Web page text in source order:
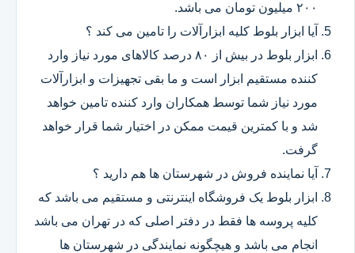
۲۰۰ میلیون تومان می باشد.
آیا ابزار بلوط کلیه ابزارآلات را تامین می کند ؟
ابزار بلوط در بیش از ۸۰ درصد کالاهای مورد نیاز وارد
کننده مستقیم ابزار است و ما بقی تجهیزات و ابزارآلات
مورد نیاز شما توسط همکاران وارد کننده تامین خواهد
شد و با کمترین قیمت ممکن در اختیار شما قرار خواهد
گرفت.
آیا نماینده فروش در شهرستان ها هم دارید ؟
ابزار بلوط یک فروشگاه اینترنتی و مستقیم می باشد که
کلیه پروسه ها فقط در دفتر اصلی که در تهران می باشد
انجام می باشد و هیچگونه نمایندگی در شهرستان ها